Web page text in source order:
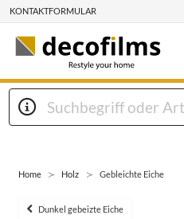
KONTAKTFORMULAR
Home Holz Gebleichte Eiche
Dunkel gebeizte Eiche